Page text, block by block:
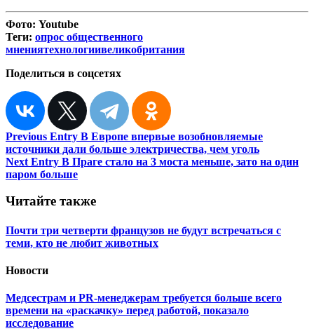
Фото: Youtube
Теги: опрос общественного
мнениятехнологиивеликобритания
Поделиться в соцсетях
Навигация
по
записям
Previous Entry В Европе впервые возобновляемые
источники дали больше электричества, чем уголь
Next Entry В Праге стало на 3 моста меньше, зато на один
паром больше
Читайте также
Почти три четверти французов не будут встречаться с
теми, кто не любит животных
Новости
Медсестрам и PR-менеджерам требуется больше всего
времени на «раскачку» перед работой, показало
исследование